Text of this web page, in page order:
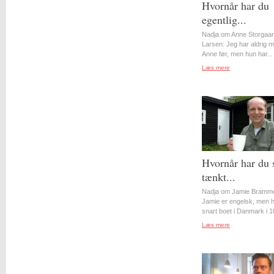
Hvornår har du
egentlig...
Nadja om Anne
Larsen: Jeg har aldrig
Anne før, men hun har...
Læs mere
Hvornår har du
tænkt...
Nadja om Jamie
Jamie er engelsk, men
snart boet i Danmark i
Læs mere